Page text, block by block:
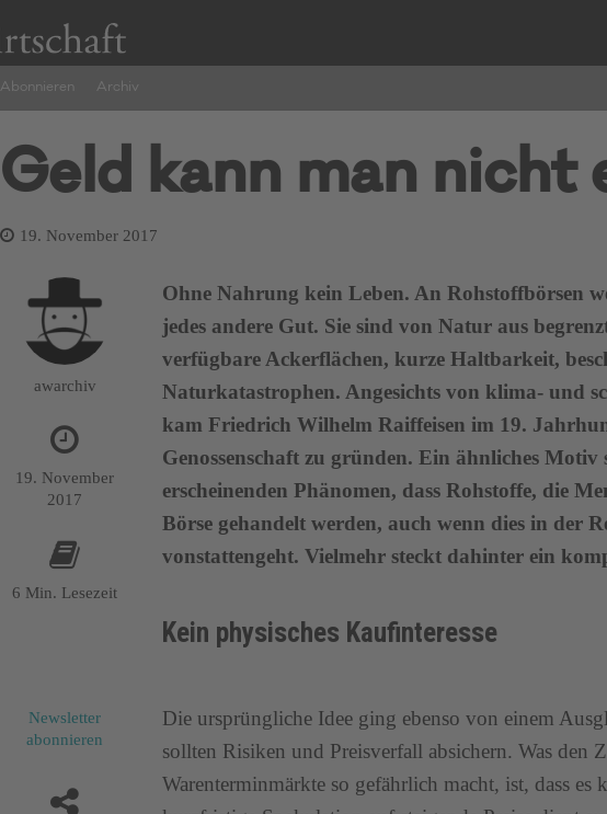
Abonnieren Archiv
Geld kann man nicht
19. November 2017
awarchiv
19. November
2017
6 Min. Lesezeit
Newsletter
abonnieren
Ohne Nahrung kein Leben. An Rohstoffbörsen
jedes andere Gut. Sie sind von Natur aus
verfügbare Ackerflächen, kurze Haltbarkeit,
Naturkatastrophen. Angesichts von klima- und
kam Friedrich Wilhelm Raiffeisen im 19.
Genossenschaft zu gründen. Ein ähnliches
erscheinenden Phänomen, dass Rohstoffe, die
Börse gehandelt werden, auch wenn dies in der
vonstattengeht. Vielmehr steckt dahinter ein
Kein physisches Kaufinteresse
Die ursprüngliche Idee ging ebenso von einem
sollten Risiken und Preisverfall absichern. Was den
Warenterminmärkte so gefährlich macht, ist, dass